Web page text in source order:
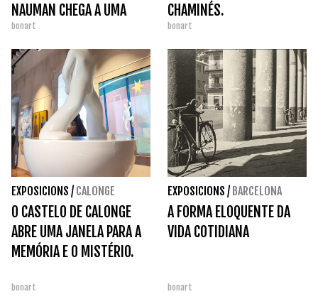
NAUMAN CHEGA A UMA
GALERIA TIEN21 EM
GIRONA.
bonart
CHAMINÉS.
bonart
EXPOSICIONS / CALONGE
O CASTELO DE CALONGE
ABRE UMA JANELA PARA A
MEMÓRIA E O MISTÉRIO.
bonart
EXPOSICIONS / BARCELONA
A FORMA ELOQUENTE DA
VIDA COTIDIANA
bonart